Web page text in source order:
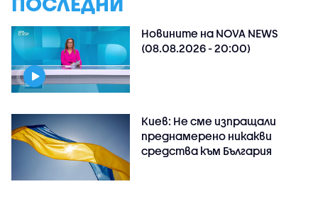
Новините на NOVA NEWS
(08.08.2026 - 20:00)
Киев: Не сме изпращали
преднамерено никакви
средства към България